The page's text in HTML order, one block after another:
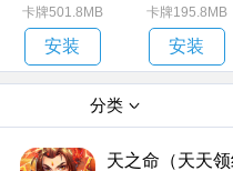
卡牌501.8MB
安装
卡牌195.8MB
安装
分类
天之命（天天领